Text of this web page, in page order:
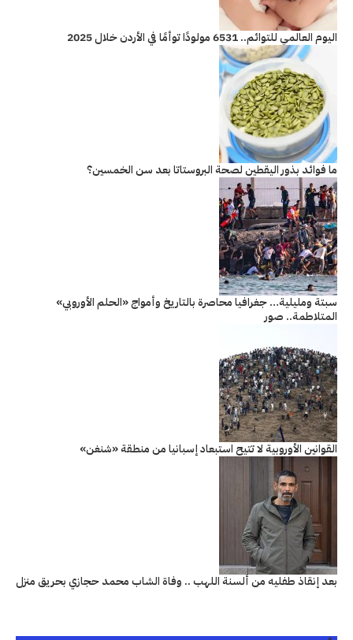
اليوم العالمي للتوائم.. 6531 مولودًا توأمًا في الأردن خلال 2025
ما فوائد بذور اليقطين لصحة البروستاتا بعد سن الخمسين؟
سبتة ومليلية… جغرافيا محاصرة بالتاريخ وأمواج «الحلم الأوروبي»
المتلاطمة.. صور
القوانين الأوروبية لا تتيح استبعاد إسبانيا من منطقة «شنغن»
بعد إنقاذ طفليه من ألسنة اللهب .. وفاة الشاب محمد حجازي بحريق منزل